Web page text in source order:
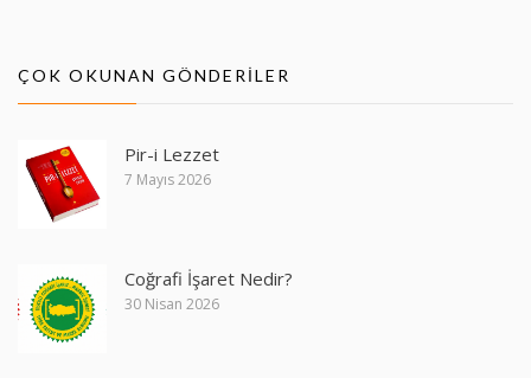
ÇOK OKUNAN GÖNDERILER
Pir-i Lezzet
7 Mayıs 2026
Coğrafi İşaret Nedir?
30 Nisan 2026